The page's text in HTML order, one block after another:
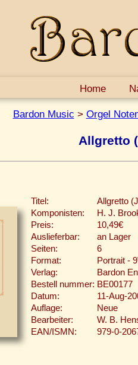
Home
Bardon Music > Orgel
Allgretto
Titel:
Allgretto
Komponisten:
H. J.
Preis:
10,49€
Auslieferbar:
an Lager
Seiten:
6
Format:
Portrait -
Verlag:
Bardon
Bestell nummer: BE00177
Datum:
11-Aug-
Auflage:
Neue
Bearbeiter:
W. B.
EAN/ISMN:
979-0-